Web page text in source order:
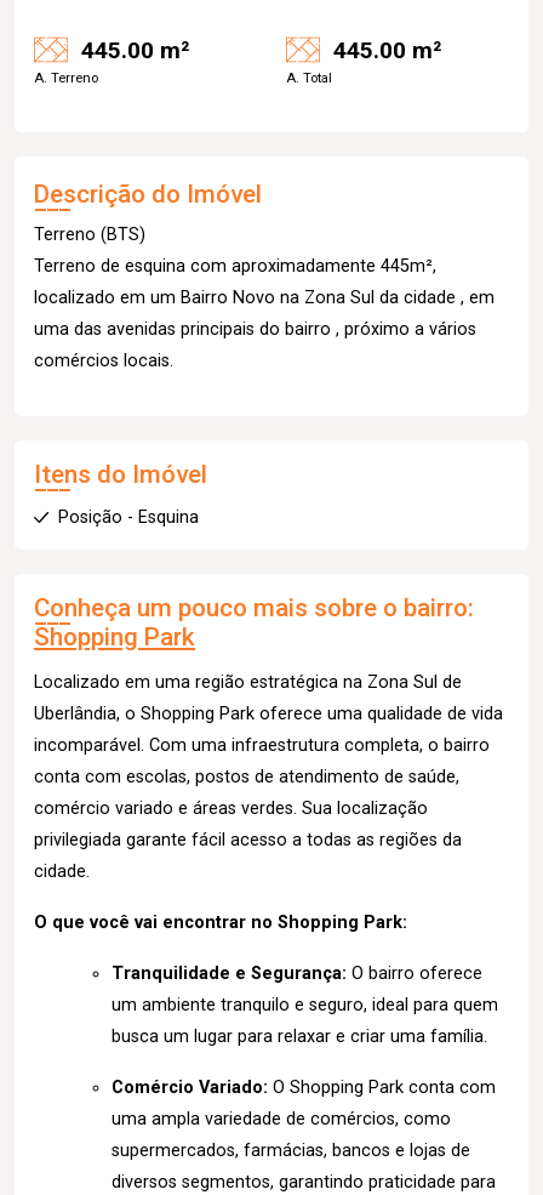
445.00 m²
A. Terreno
445.00 m²
A. Total
Descrição do Imóvel
Terreno (BTS)
Terreno de esquina com aproximadamente 445m²,
localizado em um Bairro Novo na Zona Sul da cidade , em
uma das avenidas principais do bairro , próximo a vários
comércios locais.
Itens do Imóvel
Posição - Esquina
Conheça um pouco mais sobre o bairro:
Shopping Park
Localizado em uma região estratégica na Zona Sul de
Uberlândia, o Shopping Park oferece uma qualidade de vida
incomparável. Com uma infraestrutura completa, o bairro
conta com escolas, postos de atendimento de saúde,
comércio variado e áreas verdes. Sua localização
privilegiada garante fácil acesso a todas as regiões da
cidade.
O que você vai encontrar no Shopping Park:
Tranquilidade e Segurança: O bairro oferece
um ambiente tranquilo e seguro, ideal para quem
busca um lugar para relaxar e criar uma família.
Comércio Variado: O Shopping Park conta com
uma ampla variedade de comércios, como
supermercados, farmácias, bancos e lojas de
diversos segmentos, garantindo praticidade para